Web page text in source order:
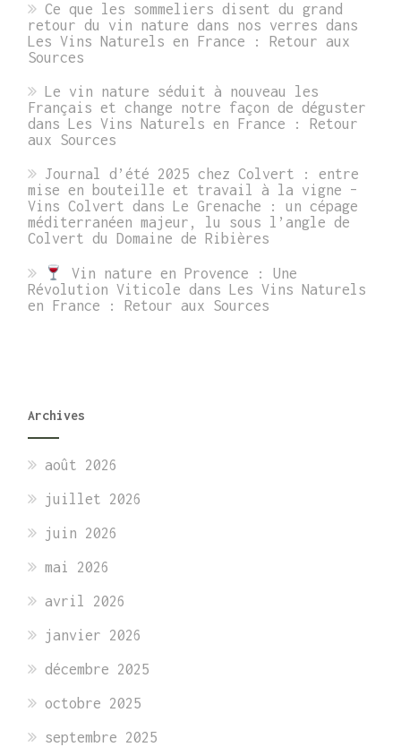
Ce que les sommeliers disent du grand
retour du vin nature dans nos verres dans
Les Vins Naturels en France : Retour aux
Sources
Le vin nature séduit à nouveau les
Français et change notre façon de déguster
dansLes Vins Naturels en France : Retour
aux Sources
Journal d’été 2025 chez Colvert : entre
mise en bouteille et travail à la vigne –
Vins Colvert dansLe Grenache : un cépage
méditerranéen majeur, lu sous l’angle de
Colvert du Domaine de Ribières
Vin nature en Provence : Une
Révolution Viticole dans
Les Vins Naturels
en France : Retour aux Sources
Archives
août 2026
juillet 2026
juin 2026
mai 2026
avril 2026
janvier 2026
décembre 2025
octobre 2025
septembre 2025